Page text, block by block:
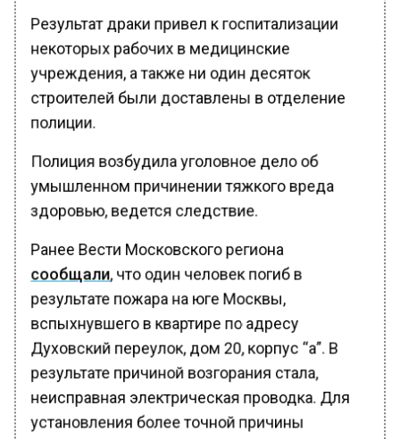
Результат драки привел к госпитализации
некоторых рабочих в медицинские
учреждения, а также ни один десяток
строителей были доставлены в отделение
полиции.
Полиция возбудила уголовное дело об
умышленном причинении тяжкого вреда
здоровью, ведется следствие.
Ранее Вести Московского региона
сообщали, что один человек погиб в
результате пожара на юге Москвы,
вспыхнувшего в квартире по адресу
Духовский переулок, дом 20, корпус “а”. В
результате причиной возгорания стала,
неисправная электрическая проводка. Для
установления более точной причины